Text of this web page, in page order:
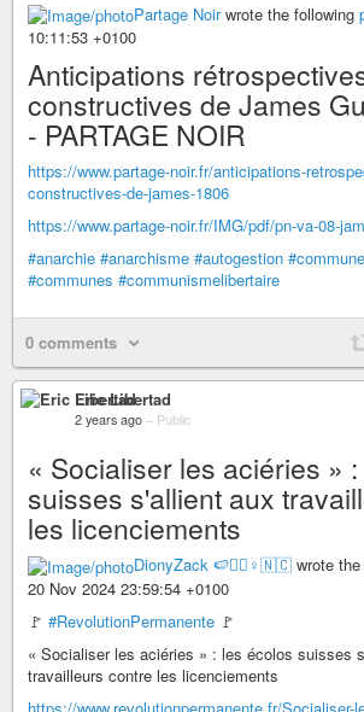
Partage Noirwrote the following
10:11:53 +0100
Anticipations
constructives de James
- PARTAGE NOIR
https://www.partage-noir.fr/anticipations-
constructives-de-james-1806
https://www.partage-noir.fr/IMG/pdf/pn-va-08-
#anarchie #anarchisme #autogestion
#communes #communismelibertaire
0 comments
Eric Libertad
2 years ago – Public
« Socialiser les aciéries »
suisses s'allient aux
les licenciements
DionyZack 🍉✊🏽♀️🇳🇨 wrote
20 Nov 2024 23:59:54 +0100
🚩 #RevolutionPermanente 🚩
« Socialiser les aciéries » : les écolos suisses
travailleurs contre les licenciements